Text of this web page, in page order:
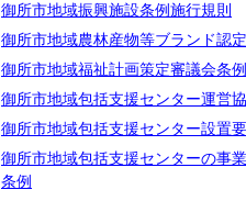
御所市地域振興施設条例施行規則
御所市地域農林産物等ブランド認
御所市地域福祉計画策定審議会条例
御所市地域包括支援センター運営
御所市地域包括支援センター設置
御所市地域包括支援センターの事
条例